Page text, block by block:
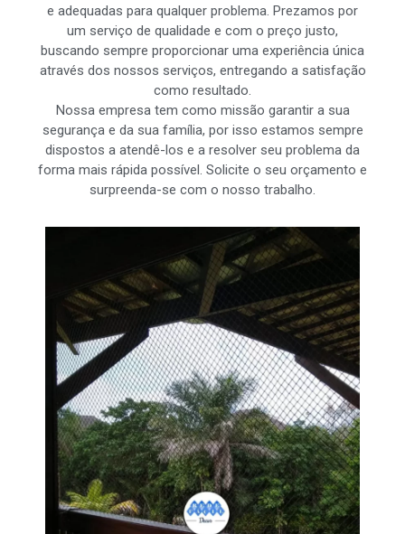
e adequadas para qualquer problema. Prezamos por
um serviço de qualidade e com o preço justo,
buscando sempre proporcionar uma experiência única
através dos nossos serviços, entregando a satisfação
como resultado.
Nossa empresa tem como missão garantir a sua
segurança e da sua família, por isso estamos sempre
dispostos a atendê-los e a resolver seu problema da
forma mais rápida possível. Solicite o seu orçamento e
surpreenda-se com o nosso trabalho.